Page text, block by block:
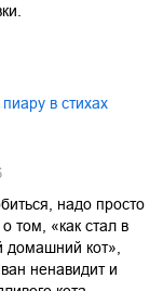
в стихах
надо просто
том, «как стал в
домашний кот»,
ненавидит и